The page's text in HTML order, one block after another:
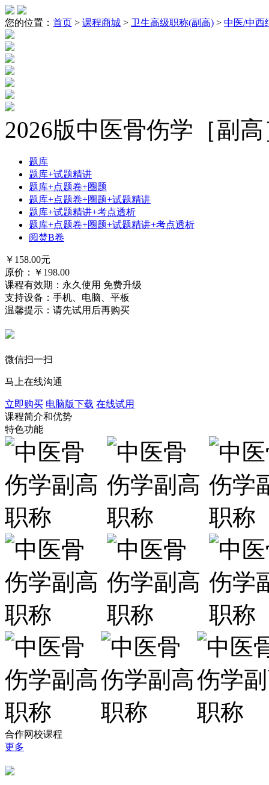
您的位置： 首页 > 课程商城 > 卫生高级职称(副高) > 中医/中西
2026版中医骨伤学［副
题库
题库+试题精讲
题库+点题卷+圈题
题库+点题卷+圈题+试题精讲
题库+试题精讲+考点透析
题库+点题卷+圈题+试题精讲+考点透析
阅焚B卷
￥ 158.00元
原价：￥ 198.00
课程有效期：永久使用 免费升级
支持设备：手机、电脑、平板
温馨提示：请先试用后再购买
微信扫一扫
马上在线沟通
立即购买 电脑版下载 在线试用
课程简介和优势
特色功能
合作网校课程
更多